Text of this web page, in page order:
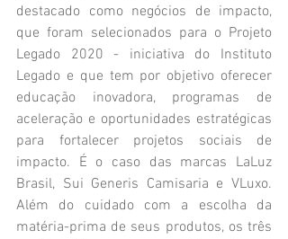
destacado como negócios de impacto,
que foram selecionados para o Projeto
Legado 2020 - iniciativa do Instituto
Legado e que tem por objetivo oferecer
educação inovadora, programas de
aceleração e oportunidades estratégicas
para fortalecer projetos sociais de
impacto. É o caso das marcas LaLuz
Brasil, Sui Generis Camisaria e VLuxo.
Além do cuidado com a escolha da
matéria-prima de seus produtos, os três